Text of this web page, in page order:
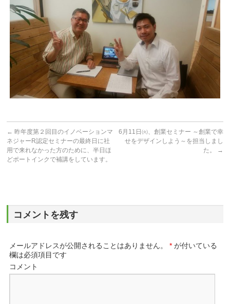
← 昨年度第２回目のイノベーションマ
ネジャーR認定セミナーの最終日に社
用で来れなかった方のために、半日ほ
どポートインクで補講をしています。
6月11日㈫、創業セミナー ～創業で幸
せをデザインしよう～を担当しまし
た。
→
コメントを残す
メールアドレスが公開されることはありません。 * が付いている
欄は必須項目です
コメント